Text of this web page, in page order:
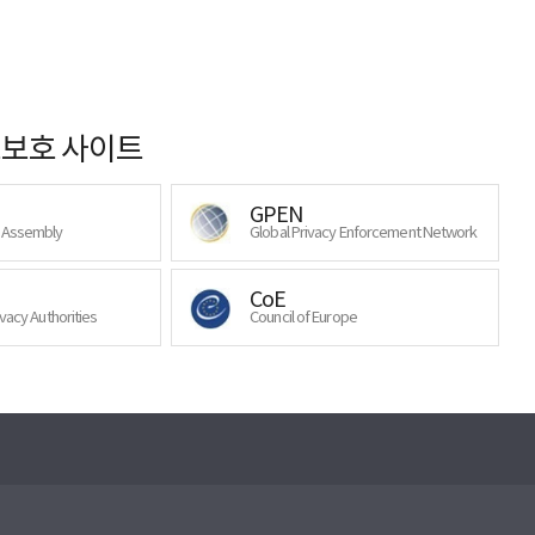
호 사이트
GPEN
Global Privacy Enforcement Network
Authorities
CoE
Council of Europe